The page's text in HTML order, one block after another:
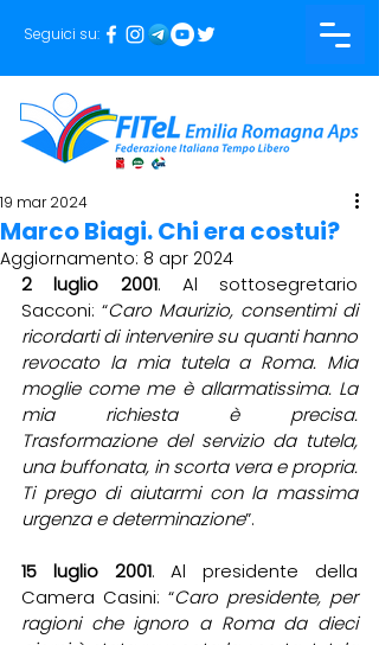
Seguici su:
Marco Biagi. Chi era costui?
19 mar 2024
Aggiornamento: 8 apr 2024
2 luglio 2001. Al sottosegretario
Sacconi: “Caro Maurizio, consentimi di
ricordarti di intervenire su quanti hanno
revocato la mia tutela a Roma. Mia
moglie come me è allarmatissima. La
mia richiesta è precisa.
Trasformazione del servizio da tutela,
una buffonata, in scorta vera e propria.
Ti prego di aiutarmi con la massima
urgenza e determinazione”.
15 luglio 2001. Al presidente della
Camera Casini: “Caro presidente, per
ragioni che ignoro a Roma da dieci